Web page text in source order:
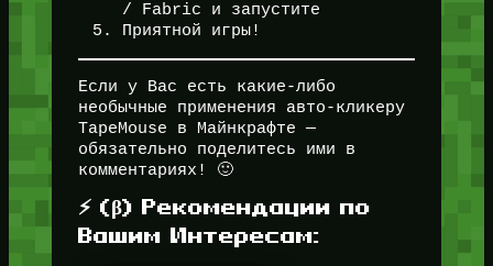
/ Fabric и запустите
Приятной игры!
Если у Вас есть какие-либо
необычные применения авто-кликеру
TapeMouse в Майнкрафте —
обязательно поделитесь ими в
комментариях! 🙂
⚡ (β) Рекомендации по
Вашим Интересам: